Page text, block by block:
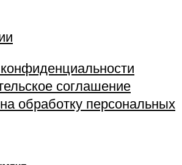
соглашение
обработку персональных